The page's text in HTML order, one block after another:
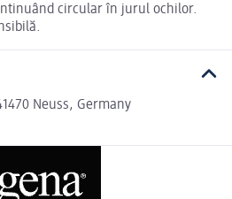
circular în jurul ochilor.
Neuss, Germany